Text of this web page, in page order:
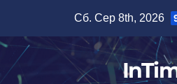
вмісту
Сб. Сер 8th, 2026